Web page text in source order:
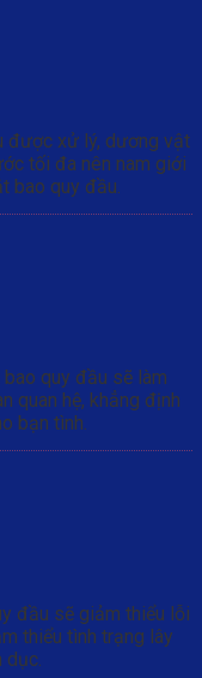
được xử lý, dương vật
tối đa nên nam giới
bao quy đầu.
bao quy đầu sẽ làm
quan hệ, khẳng định
bạn tình.
đầu sẽ giảm thiểu lỗi
thiểu tình trạng lây